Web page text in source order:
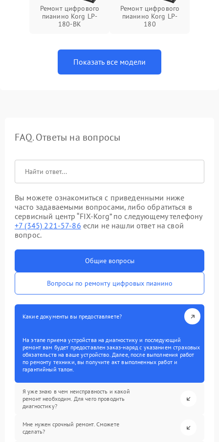
Ремонт цифрового
пианино Korg LP-
180-BK
Ремонт цифрового
пианино Korg LP-
180
Показать все модели
FAQ. Ответы на вопросы
Вы можете ознакомиться с приведенными ниже
часто задаваемыми вопросами, либо обратиться в
сервисный центр “FIX-Korg” по следующему телефону
+7 (345) 221-57-86 если не нашли ответ на свой
вопрос.
Общие вопросы
Вопросы по ремонту цифровых пианино
Какие документы вы предоставляете?
На этапе приема устройства на диагностику и последующий
ремонт вам будет предоставлен заказ-наряд с указанием страховых
обязательств на ваше устройство. Далее, после выполнения работ
по ремонту техники, вы получите акт выполненных работ и
гарантийный талон.
Я уже знаю в чем неисправность и какой
ремонт необходим. Для чего проводить
диагностику?
Мне нужен срочный ремонт. Сможете
сделать?